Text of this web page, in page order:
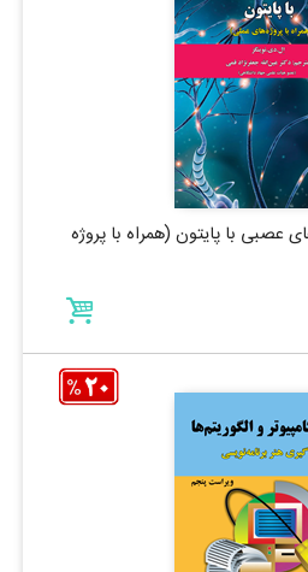
عصبی با پایتون (همراه با پروژه